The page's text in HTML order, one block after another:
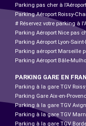
Parking pas cher à
Parking Aéroport Roissy-
# Réservez votre parking à
Parking Aéroport Nice pas
Parking Aéroport Lyon-Saint-
Parking aéroport Marseille
Parking Aéroport Bâle-
PARKING GARE EN
Parking à la gare TGV
Parking Gare Aix-en-
Parking à la gare TGV
Parking à la gare TGV
Parking à la gare TGV